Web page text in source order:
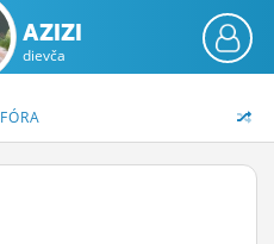
AZIZI
dievča
FÓRA